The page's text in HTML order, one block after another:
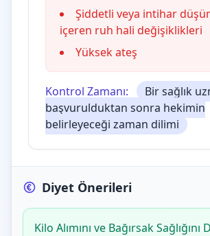
Şiddetli veya intihar
içeren ruh hali değişiklikleri
Yüksek ateş
Kontrol Zamanı:
Bir sağlık
başvurulduktan sonra hekimin
belirleyeceği zaman dilimi
Diyet Önerileri
Kilo Alımını ve Bağırsak